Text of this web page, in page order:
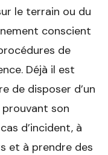
le terrain ou du
conscient
de
Déjà il est
de disposer d’un
son
d’incident, à
et à prendre des